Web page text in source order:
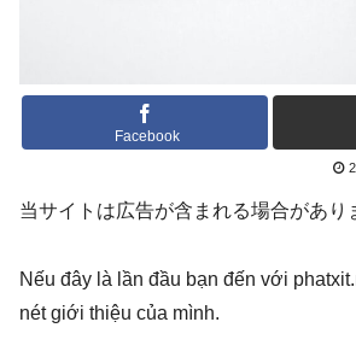
Facebook
当サイトは広告が含まれる場合があり
Nếu đây là lần đầu bạn đến với
nét giới thiệu của mình.